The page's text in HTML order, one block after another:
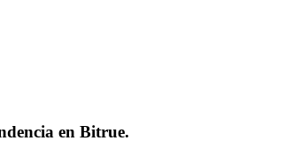
en Bitrue.